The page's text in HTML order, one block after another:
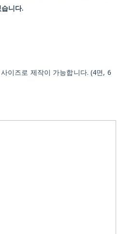
니다.
이즈로 제작이 가능합니다.(4면, 6